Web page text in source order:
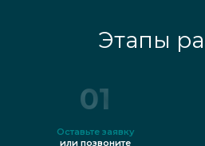
Этапы
01
Оставьте заявку
или позвоните